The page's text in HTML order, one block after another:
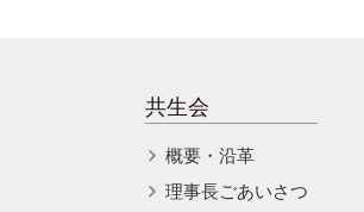
共生会
概要・沿革
理事長ごあいさつ